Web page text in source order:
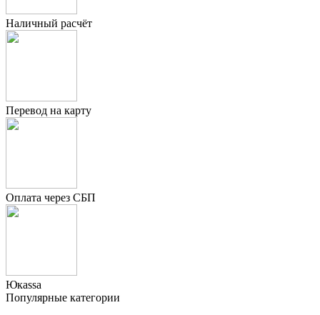
Наличный расчёт
Перевод на карту
Оплата через СБП
Юкаssа
Популярные категории